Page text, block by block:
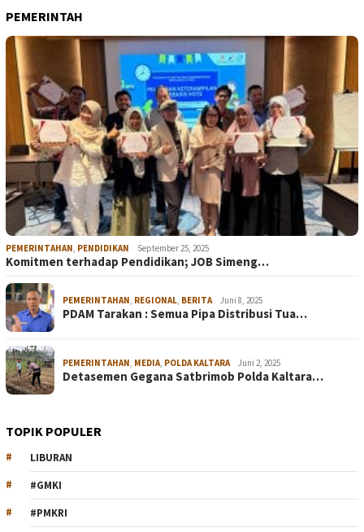
PEMERINTAH
PEMERINTAHAN PENDIDIKAN September 25, 2025
Komitmen terhadap Pendidikan; JOB Simeng…
PEMERINTAHAN REGIONAL BERITA Juni 8, 2025
PDAM Tarakan : Semua Pipa Distribusi Tua…
PEMERINTAHAN MEDIA POLDA KALTARA Juni 2, 2025
Detasemen Gegana Satbrimob Polda Kaltara…
TOPIK POPULER
LIBURAN
#GMKI
#PMKRI